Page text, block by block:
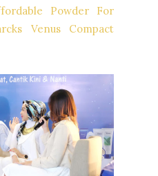
Powder For
Venus Compact